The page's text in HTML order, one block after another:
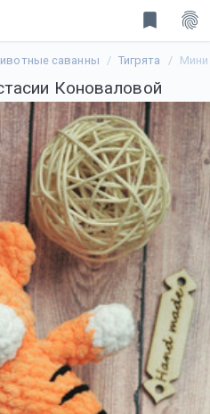
bookmark fingerprint
саванны Тигрята Мини
Коноваловой